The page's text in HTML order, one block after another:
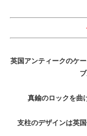
英国アンティークのケ
真鍮のロックを曲
支柱のデザインは英